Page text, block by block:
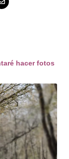
hacer fotos